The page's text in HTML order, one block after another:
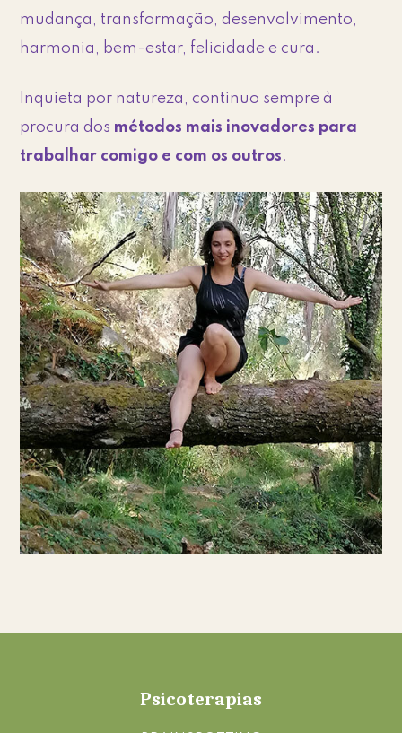
mudança, transformação, desenvolvimento,
harmonia, bem-estar, felicidade e cura.
Inquieta por natureza, continuo sempre à
procura dos métodos mais inovadores para
trabalhar comigo e com os outros.
Psicoterapias